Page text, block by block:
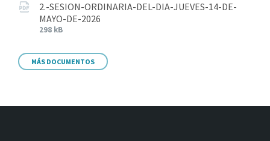
2.-SESION-ORDINARIA-DEL-DIA-JUEVES-14-DE-
MAYO-DE-2026
298 kB
MÁS DOCUMENTOS